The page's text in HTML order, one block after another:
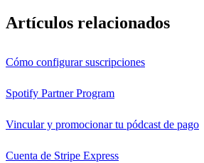
Artículos relacionados
Cómo configurar suscripciones
Spotify Partner Program
Vincular y promocionar tu pódcast de pago
Cuenta de Stripe Express